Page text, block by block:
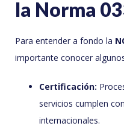
la Norma
Para entender a fondo la
importante conocer
Certificación:
servicios cumplen
internacionales.